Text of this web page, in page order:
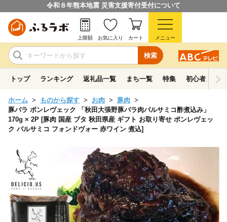
令和８年熊本地震 災害支援寄付受付について
検索
上限額 お気に入り カート メニュー
トップ ランキング 返礼品一覧 まち一覧 特集 初心者ガイド
ホーム ものから探す お肉
豚肉
豚バラ ポンレヴェック 「秋田大張野豚バラ肉バルサミコ酢煮込み」
170g × 2P [豚肉 国産 ブタ 秋田県産 ギフト お取り寄せ ポンレヴェッ
ク バルサミコ フォンドヴォー 赤ワイン 煮込]